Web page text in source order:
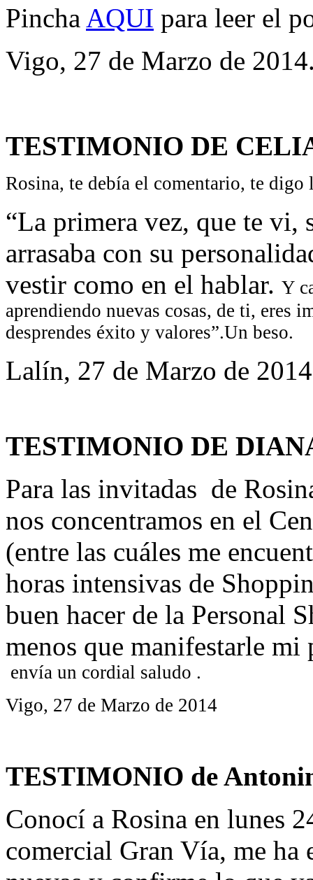
Pincha AQUI para leer el
Vigo, 27 de Marzo de
TESTIMONIO DE
Rosina, te debía el comentario, te
“La primera vez, que te vi,
arrasaba con su
vestir como en el hablar. Y
aprendiendo nuevas cosas, de ti, eres
desprendes éxito y valores”.Un beso.
Lalín, 27 de Marzo de
TESTIMONIO DE
Para las invitadas de
nos concentramos en el
(entre las cuáles me
horas intensivas de
buen hacer de la Personal
menos que manifestarle mi
envía un cordial saludo .
Vigo, 27 de Marzo de 2014
TESTIMONIO de
Conocí a Rosina en lunes
comercial Gran Vía, me ha